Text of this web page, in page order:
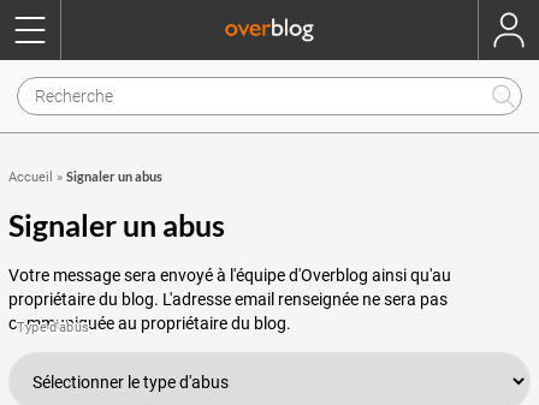
Accueil » Signaler un abus
Signaler un abus
Votre message sera envoyé à l'équipe d'Overblog ainsi qu'au
propriétaire du blog. L'adresse email renseignée ne sera pas
communiquée au propriétaire du blog.